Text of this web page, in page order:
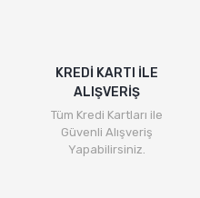
KREDİ KARTI İLE
ALIŞVERİŞ
Tüm Kredi Kartları ile
Güvenli Alışveriş
Yapabilirsiniz.